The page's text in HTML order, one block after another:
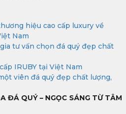
hiệu cao cấp luxury về
Nam
tư vấn chọn đá quý đẹp chất
IRUBY tại Việt Nam
viên đá quý đẹp chất lượng,
ĐÁ QUÝ – NGỌC SÁNG TỪ TÂM